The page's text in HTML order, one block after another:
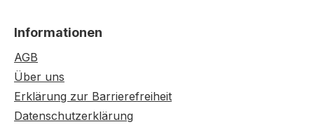
Informationen
AGB
Über uns
Erklärung zur Barrierefreiheit
Datenschutzerklärung